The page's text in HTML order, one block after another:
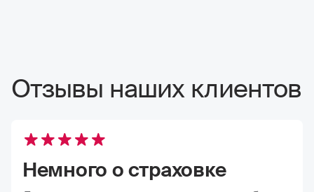
Отзывы наших клиентов
Немного о страховке